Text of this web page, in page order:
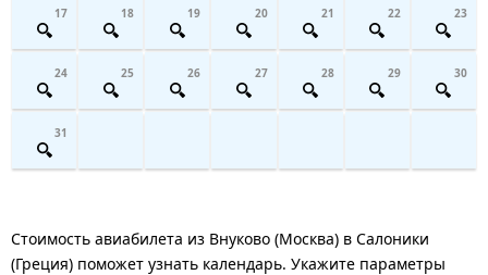
17 18 19 20 21 22 23
24 25 26 27 28 29 30
31
Стоимость авиабилета из Внуково (Москва) в Салоники
(Греция) поможет узнать календарь. Укажите параметры